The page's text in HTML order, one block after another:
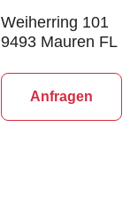
Weiherring 101
9493 Mauren FL
Anfragen